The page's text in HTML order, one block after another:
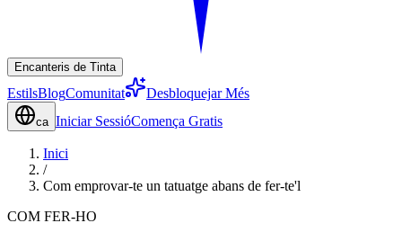
Encanteris de Tinta
EstilsBlogComunitat Desbloquejar Més
ca Iniciar SessióComença Gratis
Inici
/
Com emprovar-te un tatuatge abans de fer-te'l
COM FER-HO